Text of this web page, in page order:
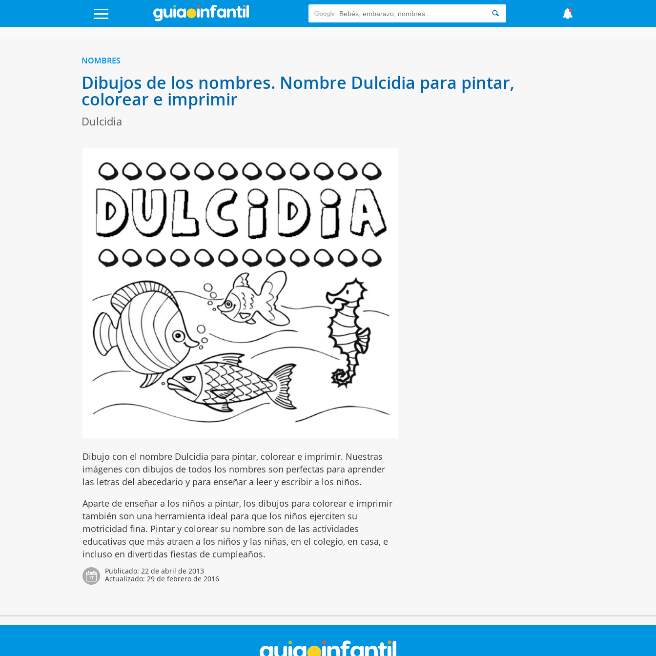
NOMBRES
Dibujos de los nombres. Nombre Dulcidia para pintar,
colorear e imprimir
Dulcidia
Dibujo con el nombre Dulcidia para pintar, colorear e imprimir. Nuestras
imágenes con dibujos de todos los nombres son perfectas para aprender
las letras del abecedario y para enseñar a leer y escribir a los niños.
Aparte de enseñar a los niños a pintar, los dibujos para colorear e imprimir
también son una herramienta ideal para que los niños ejerciten su
motricidad fina. Pintar y colorear su nombre son de las actividades
educativas que más atraen a los niños y las niñas, en el colegio, en casa, e
incluso en divertidas fiestas de cumpleaños.
Publicado:22 de abril de 2013
Actualizado:29 de febrero de 2016